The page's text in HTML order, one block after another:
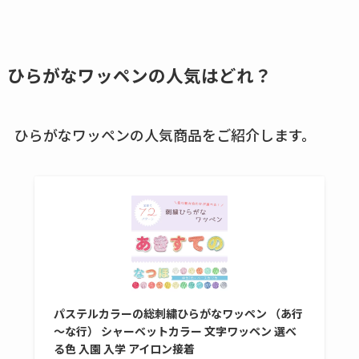
め替えはどこで売っ
通販調査
売ってる場所はど
こ？楽天・amazonで
買える？値段や手荒
れの口コミも調査
の料金は？セール・
半額になるのはい
ひらがなワッペンの人気はどれ？
ひらがなワッペンの人気商品をご紹介します。
パステルカラーの総刺繍ひらがなワッペン （あ行
～な行） シャーベットカラー 文字ワッペン 選べ
る色 入園 入学 アイロン接着